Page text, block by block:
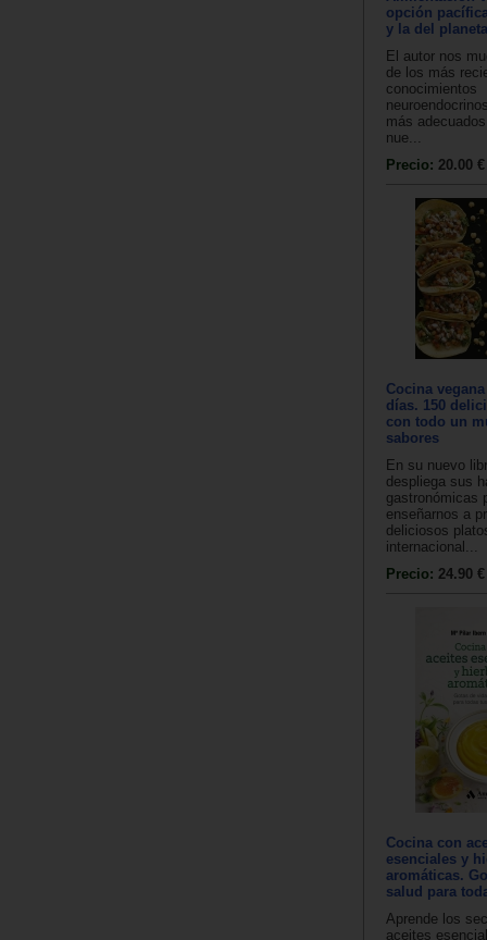
opción
y la del
El autor nos
de los más
conocimientos
más
nue...
Precio: 20.00 €
Cocina
días. 150
con todo un
sabores
En su nuevo
despliega sus
gastronómicas
enseñarnos a
deliciosos
internacional...
Precio: 24.90 €
Cocina con
esenciales y
aromáticas.
salud para
Aprende los
aceites